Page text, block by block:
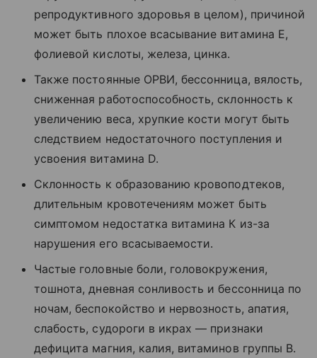
репродуктивного здоровья в целом), причиной
может быть плохое всасывание витамина Е,
фолиевой кислоты, железа, цинка.
Также постоянные ОРВИ, бессонница, вялость,
сниженная работоспособность, склонность к
увеличению веса, хрупкие кости могут быть
следствием недостаточного поступления и
усвоения витамина D.
Склонность к образованию кровоподтеков,
длительным кровотечениям может быть
симптомом недостатка витамина К из-за
нарушения его всасываемости.
Частые головные боли, головокружения,
тошнота, дневная сонливость и бессонница по
ночам, беспокойство и нервозность, апатия,
слабость, судороги в икрах — признаки
дефицита магния, калия, витаминов группы В.